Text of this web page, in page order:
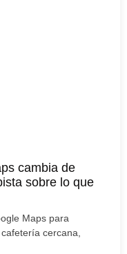
cambia de
sobre lo que
Maps para
cercana,